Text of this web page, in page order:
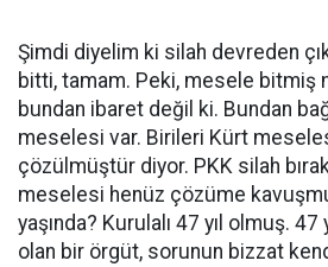
Şimdi diyelim ki silah devreden
bitti, tamam. Peki, mesele bitmiş
bundan ibaret değil ki. Bundan
meselesi var. Birileri Kürt
çözülmüştür diyor. PKK silah
meselesi henüz çözüme
yaşında? Kurulalı 47 yıl olmuş.
olan bir örgüt, sorunun bizzat